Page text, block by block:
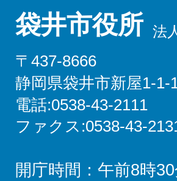
袋井市役所 法
〒437-8666
静岡県袋井市新屋1-1-1
電話:0538-43-2111
ファクス:0538-43-
開庁時間：午前8時